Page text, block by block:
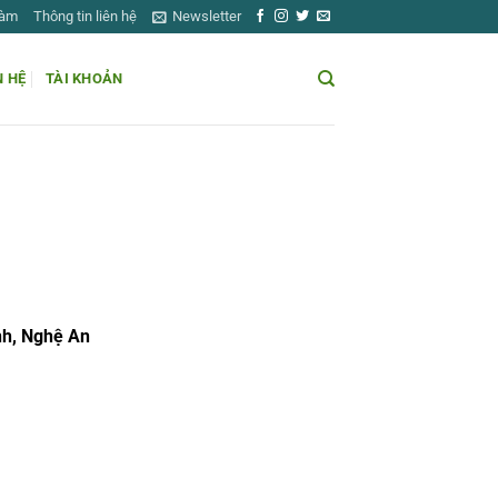
Thông tin liên hệ Newsletter
HỆ TÀI KHOẢN
Nghệ An